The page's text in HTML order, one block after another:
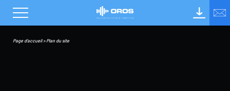
Page d’accueil>Plan du site